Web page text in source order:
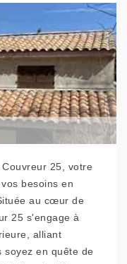
25, votre
besoins en
au cœur de
25 s'engage à
alliant
soyez en quête de